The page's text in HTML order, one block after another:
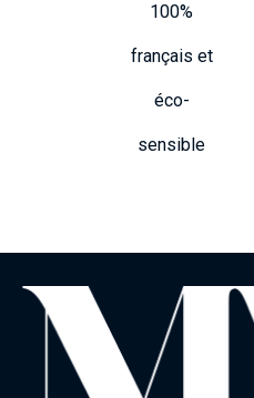
100%
français et
éco-
sensible